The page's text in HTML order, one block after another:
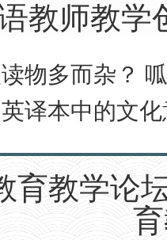
教师教学
物多而杂？
英译本中的文
育教学论